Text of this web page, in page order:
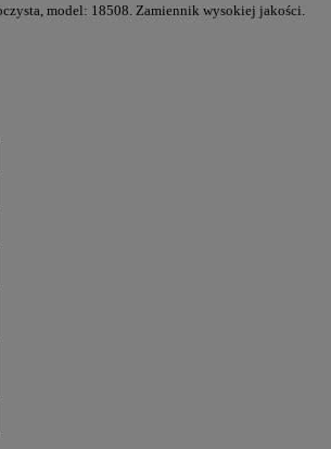
model: 18508. Zamiennik wysokiej jakości